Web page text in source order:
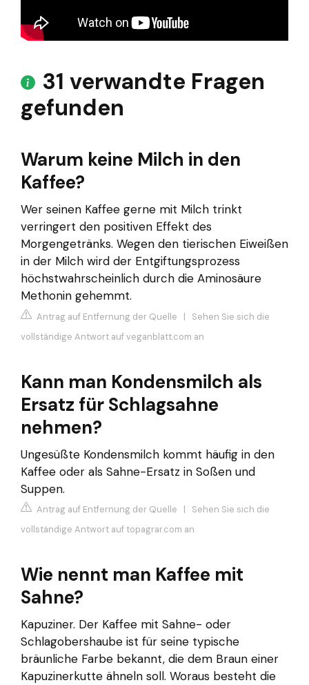
31 verwandte Fragen
gefunden
Warum keine Milch in den
Kaffee?
Wer seinen Kaffee gerne mit Milch trinkt
verringert den positiven Effekt des
Morgengetränks. Wegen den tierischen Eiweißen
in der Milch wird der Entgiftungsprozess
höchstwahrscheinlich durch die Aminosäure
Methonin gehemmt.
Antrag auf Entfernung der Quelle | Sehen Sie sich die
vollständige Antwort auf veganblatt.com an
Kann man Kondensmilch als
Ersatz für Schlagsahne
nehmen?
Ungesüßte Kondensmilch kommt häufig in den
Kaffee oder als Sahne-Ersatz in Soßen und
Suppen.
Antrag auf Entfernung der Quelle | Sehen Sie sich die
vollständige Antwort auf topagrar.com an
Wie nennt man Kaffee mit
Sahne?
Kapuziner. Der Kaffee mit Sahne- oder
Schlagobershaube ist für seine typische
bräunliche Farbe bekannt, die dem Braun einer
Kapuzinerkutte ähneln soll. Woraus besteht die